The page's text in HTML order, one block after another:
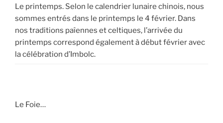
Le printemps. Selon le calendrier lunaire chinois, nous
sommes entrés dans le printemps le 4 février. Dans
nos traditions paîennes et celtiques, l’arrivée du
printemps correspond également à début février avec
la célébration d’Imbolc.
Le Foie…